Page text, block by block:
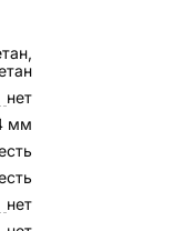
нет
мм
нет